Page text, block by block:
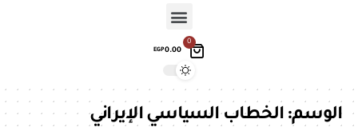
0
EGP0.00
الوسم:الخطاب السياسي الإيراني